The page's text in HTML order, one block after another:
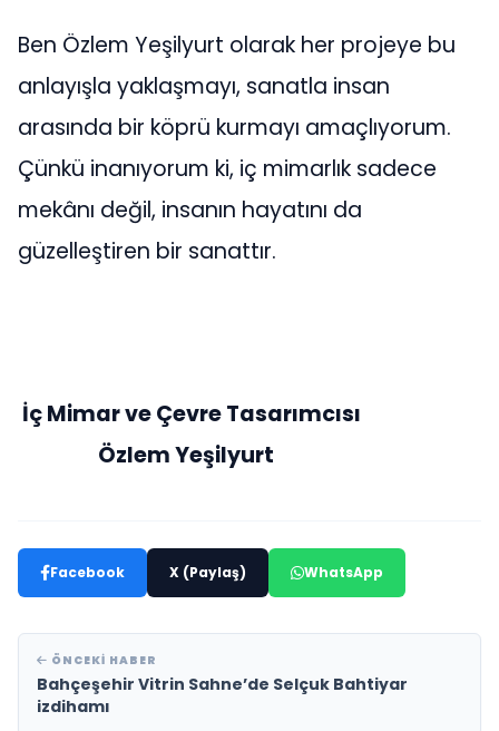
Ben Özlem Yeşilyurt olarak her projeye bu
anlayışla yaklaşmayı, sanatla insan
arasında bir köprü kurmayı amaçlıyorum.
Çünkü inanıyorum ki, iç mimarlık sadece
mekânı değil, insanın hayatını da
güzelleştiren bir sanattır.
İç Mimar ve Çevre Tasarımcısı
Özlem Yeşilyurt
Facebook X (Paylaş) WhatsApp
ÖNCEKI HABER
Bahçeşehir Vitrin Sahne’de Selçuk Bahtiyar
izdihamı